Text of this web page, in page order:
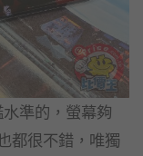
準的，螢幕夠
都很不錯，唯獨